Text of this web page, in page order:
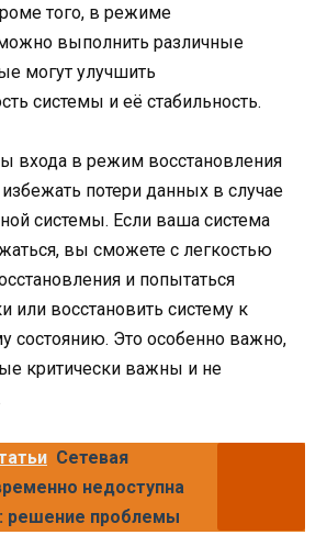
того, в режиме
выполнить различные
могут улучшить
системы и её стабильность.
входа в режим восстановления
потери данных в случае
системы. Если ваша система
вы сможете с легкостью
и попытаться
или восстановить систему к
состоянию. Это особенно важно,
критически важны и не
Сетевая
недоступна
решение проблемы